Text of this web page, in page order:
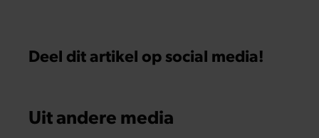
Deel dit artikel op social media!
Uit andere media